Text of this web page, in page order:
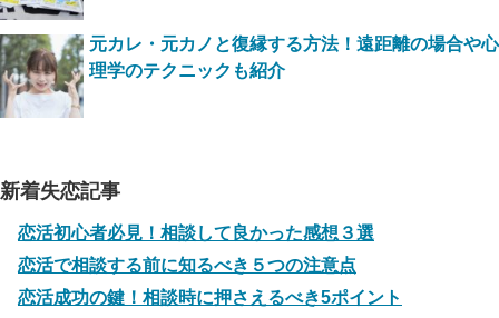
元カレ・元カノと復縁する方法！遠距離の場合や心
理学のテクニックも紹介
新着失恋記事
恋活初心者必見！相談して良かった感想３選
恋活で相談する前に知るべき５つの注意点
恋活成功の鍵！相談時に押さえるべき5ポイント